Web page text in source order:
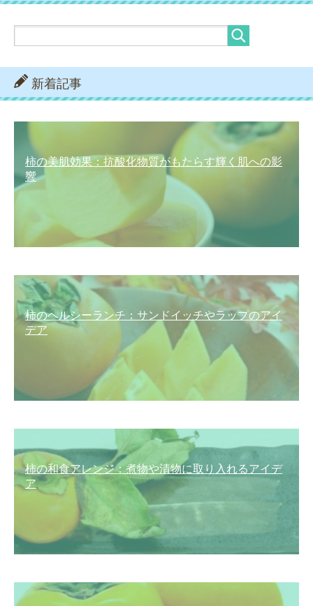
新着記事
柿の美肌効果：抗酸化物質がもたらす輝く肌への影
響
柿のヘルシーランチ：サンドイッチやラップのアイ
デア
柿の和食アレンジ：煮物や漬物に取り入れるアイデ
ア